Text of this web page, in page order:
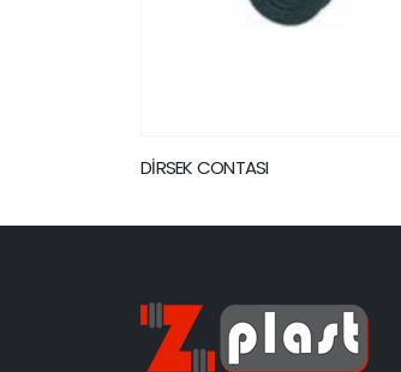
TEK ÇATAL 87,5°